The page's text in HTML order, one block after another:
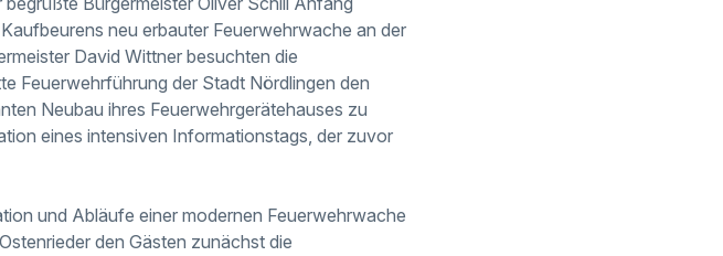
neu erbauter Feuerwehrwache an der
David Wittner besuchten die
Feuerwehrführung der Stadt Nördlingen den
Neubau ihres Feuerwehrgerätehauses zu
eines intensiven Informationstags, der zuvor
und Abläufe einer modernen Feuerwehrwache
den Gästen zunächst die